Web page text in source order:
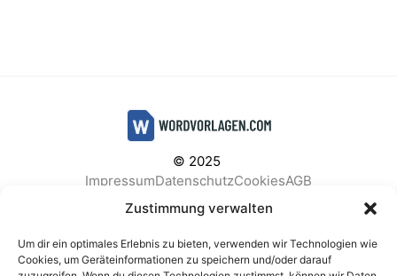
Zustimmung verwalten
Um dir ein optimales Erlebnis zu bieten, verwenden wir Technologien wie
Cookies, um Geräteinformationen zu speichern und/oder darauf
© 2025
ImpressumDatenschutzCookiesAGB
Facebook
Instagram